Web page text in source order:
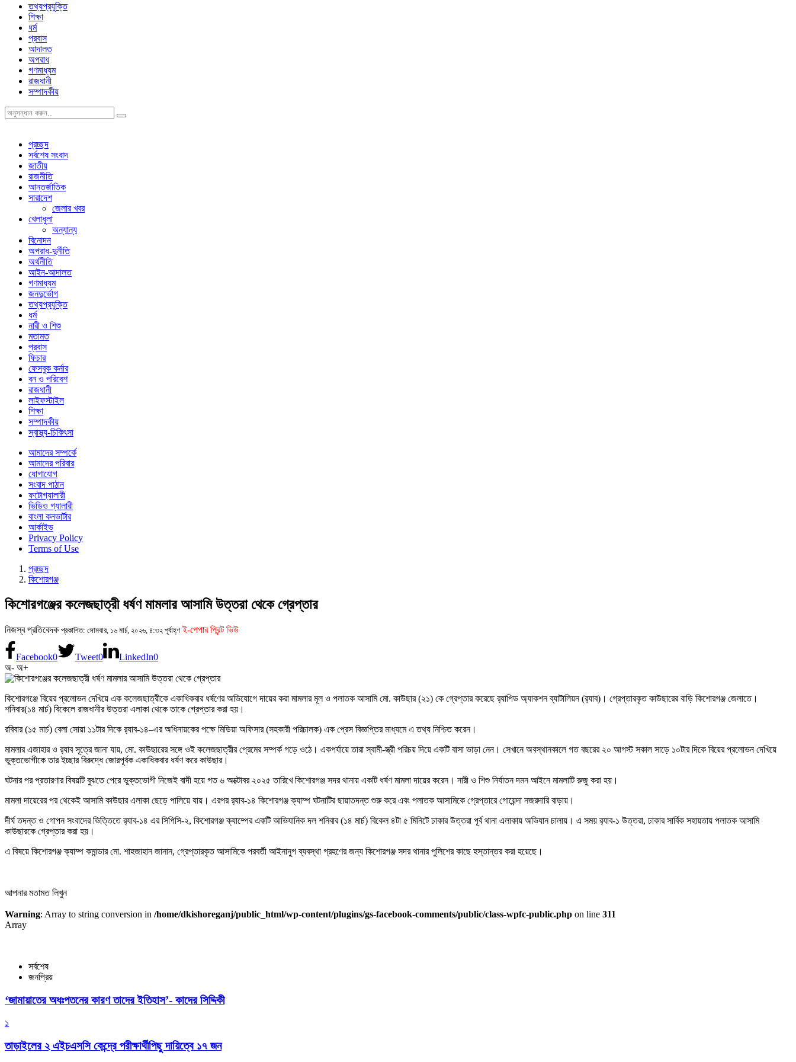
তথ্যপ্রযুক্তি
শিক্ষা
ধর্ম
প্রবাস
আদালত
অপরাধ
গণমাধ্যম
রাজধানী
সম্পাদকীয়
প্রচ্ছদ
সর্বশেষ সংবাদ
জাতীয়
রাজনীতি
আন্তর্জাতিক
সারাদেশ
জেলার খবর
খেলাধুলা
অন্যান্য
বিনোদন
অপরাধ-দুর্নীতি
অর্থনীতি
আইন-আদালত
গণমাধ্যম
জনদুর্ভোগ
তথ্যপ্রযুক্তি
ধর্ম
নারী ও শিশু
মতামত
প্রবাস
ফিচার
ফেসবুক কর্নার
বন ও পরিবেশ
রাজধানী
লাইফস্টাইল
শিক্ষা
সম্পাদকীয়
স্বাস্থ্য-চিকিৎসা
আমাদের সম্পর্কে
আমাদের পরিবার
যোগাযোগ
সংবাদ পাঠান
ফটোগ্যালারী
ভিডিও গ্যালারী
বাংলা কনভার্টার
আর্কাইভ
Privacy Policy
Terms of Use
প্রচ্ছদ
কিশোরগঞ্জ
কিশোরগঞ্জের কলেজছাত্রী ধর্ষণ মামলার আসামি উত্তরা থেকে গ্রেপ্তার
নিজস্ব প্রতিবেদক প্রকাশিত: সোমবার, ১৬ মার্চ, ২০২৬, ৪:৩২ পূর্বাহ্ণ ই-পেপার প্রিন্ট ভিউ
Facebook0 Tweet0 LinkedIn0
অ- অ+
কিশোরগঞ্জে বিয়ের প্রলোভন দেখিয়ে এক কলেজছাত্রীকে একাধিকবার ধর্ষণের অভিযোগে দায়ের করা মামলার মূল ও পলাতক আসামি মো. কাউছার (২১) কে গ্রেপ্তার করেছের‍্যাপিড অ্যাকশন ব্যাটালিয়ন(র‍্যাব)। গ্রেপ্তারকৃত কাউছারের বাড়ি কিশোরগঞ্জ জেলাতে।
শনিবার(১৪ মার্চ) বিকেলে রাজধানীরউত্তরা এলাকা থেকে তাকে গ্রেপ্তার করা হয়।
রবিবার (১৫ মার্চ) বেলা সোয়া ১১টার দিকে র‍্যাব-১৪–এর অধিনায়কের পক্ষে মিডিয়া অফিসার (সহকারী পরিচালক) এক প্রেস বিজ্ঞপ্তির মাধ্যমে এ তথ্য নিশ্চিত করেন।
মামলার এজাহার ও র‍্যাব সূত্রে জানা যায়, মো. কাউছারের সঙ্গে ওই কলেজছাত্রীর প্রেমের সম্পর্ক গড়ে ওঠে। একপর্যায়ে তারা স্বামী-স্ত্রী পরিচয় দিয়ে একটি বাসা ভাড়া নেন। সেখানে অবস্থানকালে গত বছরের ২০ আগস্ট সকাল সাড়ে ১০টার দিকে বিয়ের প্রলোভন দেখিয়ে
ভুক্তভোগীকে তার ইচ্ছার বিরুদ্ধে জোরপূর্বক একাধিকবার ধর্ষণ করে কাউছার।
ঘটনার পর প্রতারণার বিষয়টি বুঝতে পেরে ভুক্তভোগী নিজেই বাদী হয়ে গত ৬ অক্টোবর ২০২৫ তারিখেকিশোরগঞ্জ সদর থানায় একটি ধর্ষণ মামলা দায়ের করেন। নারী ও শিশু নির্যাতন দমন আইনে মামলাটি রুজু করা হয়।
মামলা দায়েরের পর থেকেই আসামি কাউছার এলাকা ছেড়ে পালিয়ে যায়। এরপরর‍্যাব-১৪ কিশোরগঞ্জ ক্যাম্প ঘটনাটির ছায়াতদন্ত শুরু করে এবং পলাতক আসামিকে গ্রেপ্তারে গোয়েন্দা নজরদারি বাড়ায়।
দীর্ঘ তদন্ত ও গোপন সংবাদের ভিত্তিতে র‍্যাব-১৪ এর সিপিসি-২, কিশোরগঞ্জ ক্যাম্পের একটি আভিযানিক দল শনিবার (১৪ মার্চ) বিকেল ৪টা ৫ মিনিটে ঢাকারউত্তরা পূর্ব থানা এলাকায় অভিযান চালায়। এ সময় র‍্যাব-১ উত্তরা, ঢাকার সার্বিক সহায়তায় পলাতক আসামি
কাউছারকে গ্রেপ্তার করা হয়।
এ বিষয়ে কিশোরগঞ্জ ক্যাম্প কমান্ডারমো. শাহজাহানজানান, গ্রেপ্তারকৃত আসামিকে পরবর্তী আইনানুগ ব্যবস্থা গ্রহণের জন্য কিশোরগঞ্জ সদর থানার পুলিশের কাছে হস্তান্তর করা হয়েছে।
আপনার মতামত লিখুন
Warning: Array to string conversion in /home/dkishoreganj/public_html/wp-content/plugins/gs-facebook-comments/public/class-wpfc-public.php on line 311
Array
সর্বশেষ
জনপ্রিয়
‘জামায়াতের অধঃপতনের কারণ তাদের ইতিহাস’- কাদের সিদ্দিকী
১
তাড়াইলের ২ এইচএসসি কেন্দ্রে পরীক্ষার্থীপিছু দায়িত্বে ১৭ জন